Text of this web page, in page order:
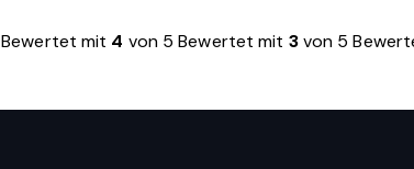
Bewertet mit 4 von 5 Bewertet mit 3von 5